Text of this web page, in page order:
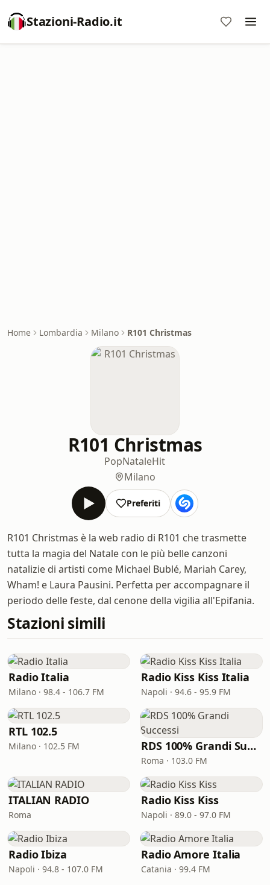
Stazioni-Radio.it
Home Lombardia Milano R101 Christmas
R101 Christmas
PopNataleHit
Milano
Preferiti
R101 Christmas è la web radio di R101 che trasmette
tutta la magia del Natale con le più belle canzoni
natalizie di artisti come Michael Bublé, Mariah Carey,
Wham! e Laura Pausini. Perfetta per accompagnare il
periodo delle feste, dal cenone della vigilia all'Epifania.
Stazioni simili
Radio Italia
Milano · 98.4 - 106.7 FM
Radio Kiss Kiss Italia
Napoli · 94.6 - 95.9 FM
RTL 102.5
Milano · 102.5 FM RDS 100% Grandi Successi
Roma · 103.0 FM
ITALIAN RADIO
Roma
Radio Kiss Kiss
Napoli · 89.0 - 97.0 FM
Radio Ibiza
Napoli · 94.8 - 107.0 FM
Radio Amore Italia
Catania · 99.4 FM